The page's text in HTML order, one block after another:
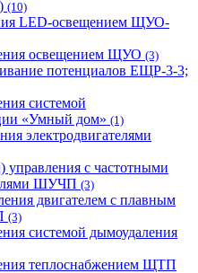
(10)
LED-освещением ЩУО-
освещением ЩУО (3)
потенциалов ЕЩР-3-3;
системой
«Умный дом» (1)
электродвигателями
с частотными
ШУЧП (3)
двигателем с плавным
(3)
системой дымоудаления
теплоснабжением ЩТП